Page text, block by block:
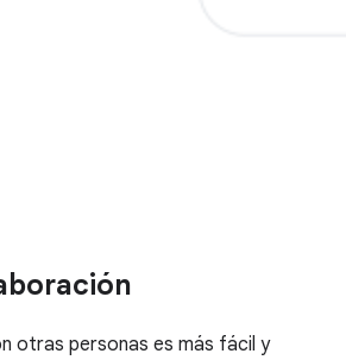
otras personas es más fácil y